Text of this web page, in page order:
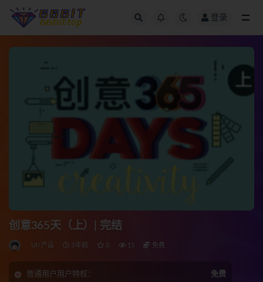
登录
创意365天（上）| 完结
UI/产品 3年前 0 15 免费
普通用户用户特权： 免费